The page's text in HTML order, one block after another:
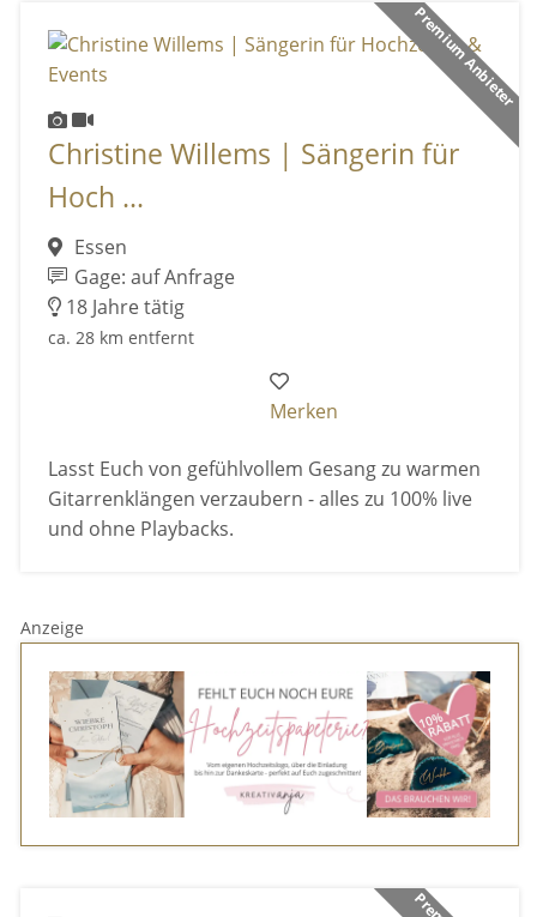
Premium Anbieter
Christine Willems | Sängerin für
Hoch ...
Essen
Gage: auf Anfrage
18 Jahre tätig
ca. 28 km entfernt
Merken
Lasst Euch von gefühlvollem Gesang zu warmen
Gitarrenklängen verzaubern - alles zu 100% live
und ohne Playbacks.
Anzeige